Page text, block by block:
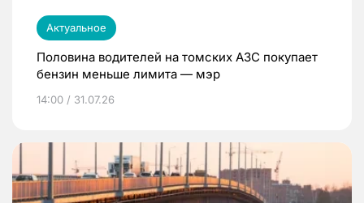
Актуальное
Половина водителей на томских АЗС покупает
бензин меньше лимита — мэр
14:00 / 31.07.26